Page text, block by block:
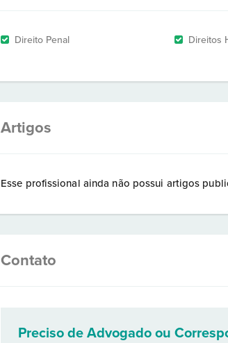
Direito Penal Direitos
Artigos
Esse profissional ainda não possui artigos
Contato
Preciso de Advogado ou